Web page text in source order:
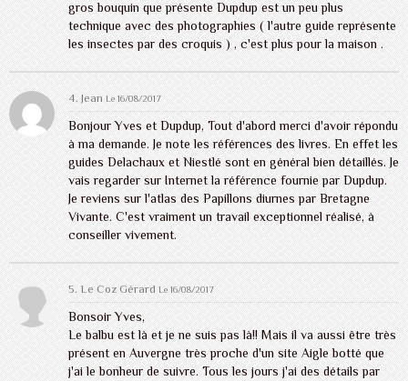
gros bouquin que présente Dupdup est un peu plus
technique avec des photographies ( l'autre guide représente
les insectes par des croquis ) , c'est plus pour la maison .
4. JeanLe 16/08/2017
Bonjour Yves et Dupdup, Tout d'abord merci d'avoir répondu
à ma demande. Je note les références des livres. En effet les
guides Delachaux et Niestlé sont en général bien détaillés. Je
vais regarder sur Internet la référence fournie par Dupdup.
Je reviens sur l'atlas des Papillons diurnes par Bretagne
Vivante. C'est vraiment un travail exceptionnel réalisé, à
conseiller vivement.
5. Le Coz GérardLe 16/08/2017
Bonsoir Yves,
Le balbu est là et je ne suis pas là!! Mais il va aussi être très
présent en Auvergne très proche d'un site Aigle botté que
j'ai le bonheur de suivre. Tous les jours j'ai des détails par